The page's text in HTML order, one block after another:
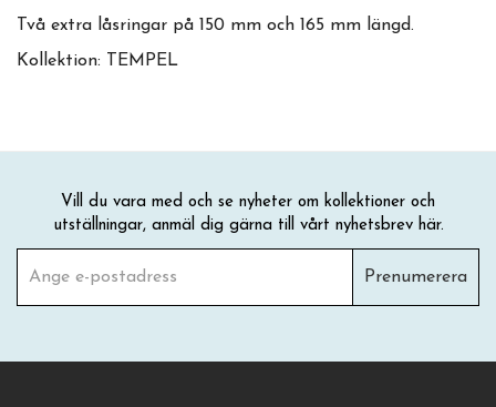
Två extra låsringar på 150 mm och 165 mm längd.
Kollektion: TEMPEL
Vill du vara med och se nyheter om kollektioner och
utställningar, anmäl dig gärna till vårt nyhetsbrev här.
Prenumerera